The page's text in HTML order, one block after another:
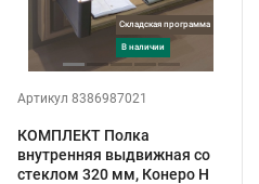
Складская программа
в наличии
Артикул 8386987021
КОМПЛЕКТ Полка
внутренняя выдвижная со
стеклом 320 мм, Конеро H